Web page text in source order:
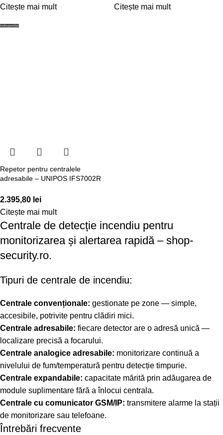
Citește mai mult Citește mai mult
Indisponibil
Repetor pentru centralele
adresabile – UNIPOS IFS7002R
2.395,80 lei
Citește mai mult
Centrale de detecție incendiu pentru
monitorizarea și alertarea rapidă – shop-
security.ro.
Tipuri de centrale de incendiu:
Centrale convenționale: gestionate pe zone — simple,
accesibile, potrivite pentru clădiri mici.
Centrale adresabile: fiecare detector are o adresă unică —
localizare precisă a focarului.
Centrale analogice adresabile: monitorizare continuă a
nivelului de fum/temperatură pentru detecție timpurie.
Centrale expandabile: capacitate mărită prin adăugarea de
module suplimentare fără a înlocui centrala.
Centrale cu comunicator GSM/IP: transmitere alarme la stații
de monitorizare sau telefoane.
Întrebări frecvente